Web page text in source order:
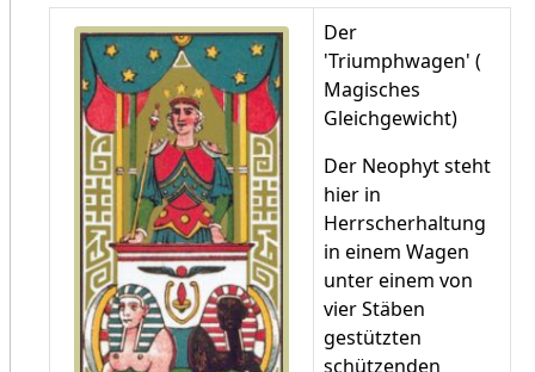
Der
'Triumphwagen' (
Magisches
Gleichgewicht)
Der Neophyt steht
hier in
Herrscherhaltung
in einem Wagen
unter einem von
vier Stäben
gestützten
schützenden